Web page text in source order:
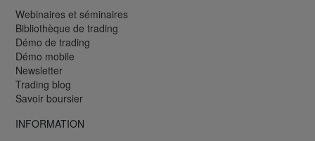
Webinaires et séminaires
Bibliothèque de trading
Démo de trading
Démo mobile
Newsletter
Trading blog
Savoir boursier
INFORMATION